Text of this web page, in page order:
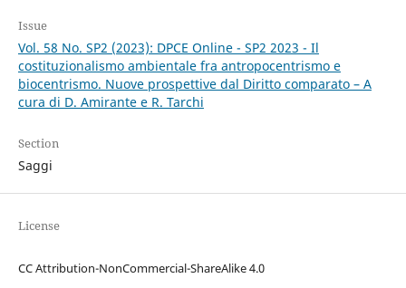
Issue
Vol. 58 No. SP2 (2023): DPCE Online - SP2 2023 - Il
costituzionalismo ambientale fra antropocentrismo e
biocentrismo. Nuove prospettive dal Diritto comparato – A
cura di D. Amirante e R. Tarchi
Section
Saggi
License
CC Attribution-NonCommercial-ShareAlike 4.0